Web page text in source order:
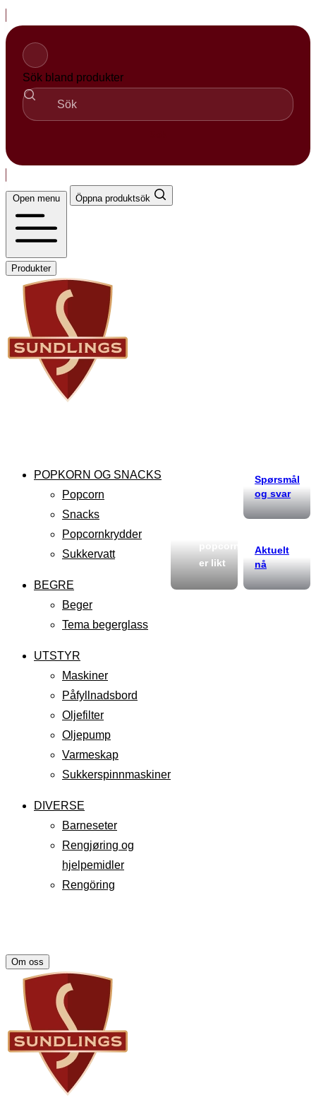
til
innhold
Sök bland produkter
Open menu Öppna produktsök
Produkter
POPKORN OG SNACKS
Popcorn
Snacks
Popcornkrydder
Sukkervatt
BEGRE
Beger
Tema begerglass
UTSTYR
Maskiner
Påfyllnadsbord
Oljefilter
Oljepump
Varmeskap
Sukkerspinnmaskiner
DIVERSE
Barneseter
Rengjøring og
hjelpemidler
Rengöring
er likt
Spørsmål
og svar
Aktuelt
nå
Om oss